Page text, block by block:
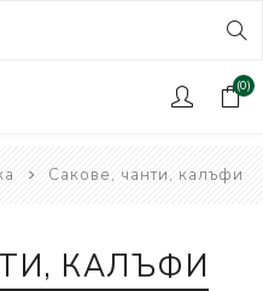
(0)
Сакове, чанти, калъфи
КАЛЪФИ